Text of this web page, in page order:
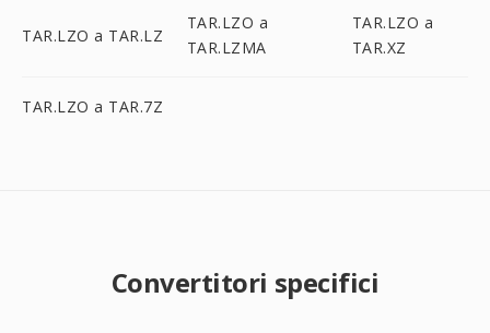
TAR.LZO a TAR.LZ
TAR.LZO a
TAR.LZMA
TAR.LZO a
TAR.XZ
TAR.LZO a TAR.7Z
Convertitori specifici